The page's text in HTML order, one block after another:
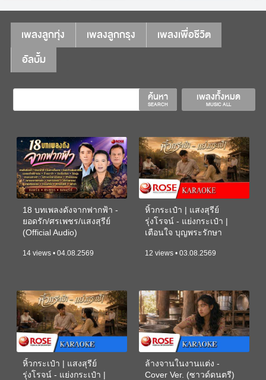
เพลงลูกทุ่ง เพลงลูกกรุง
เพลงเพื่อชีวิต
อัลบั้ม
เพลงทั้งหมด
MUSIC ALL
ค้นหา
SEARCH
18 บทเพลงดังจากฟากฟ้า -
ยอดรัก/ศรเพชร/แสงสุรีย์
(Official Audio)
14 views • 04.08.2569
หิ้วกระเป๋า | แสงสุรีย์
รุ่งโรจน์ - แย่งกระเป๋า |
เตือนใจ บุญพระรักษา
12 views • 03.08.2569
หิ้วกระเป๋า | แสงสุรีย์
รุ่งโรจน์ - แย่งกระเป๋า |
ล้างจานในงานแต่ง -
Cover Ver. (ซาวด์ดนตรี)